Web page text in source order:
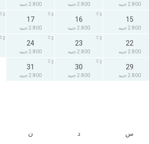
2.800 جنيه 2.800 جنيه 2.800 جنيه
15
2.800 جنيه
16
2.800 جنيه
3
17
2.800 جنيه
3
3
22
2.800 جنيه
23
2.800 جنيه
3
24
2.800 جنيه
3
3
29
2.800 جنيه
30
2.800 جنيه
3
31
2.800 جنيه
3
س د ن